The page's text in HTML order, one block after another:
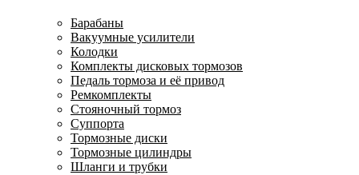
Барабаны
Вакуумные усилители
Колодки
Комплекты дисковых тормозов
Педаль тормоза и её привод
Ремкомплекты
Стояночный тормоз
Суппорта
Тормозные диски
Тормозные цилиндры
Шланги и трубки